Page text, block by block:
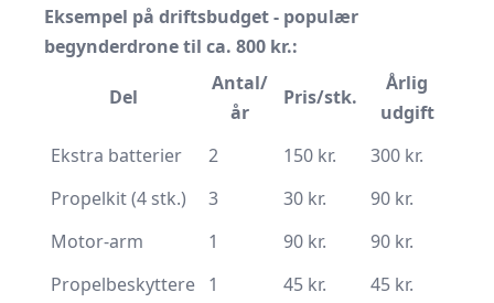
Eksempel på driftsbudget - populær
begynderdrone til ca. 800 kr.:
Del
Antal/
år
Pris/stk.
Årlig
udgift
Ekstra batterier
2 150 kr.
300 kr.
Propelkit (4 stk.)
3 30 kr.
90 kr.
Motor-arm
1 90 kr.
90 kr.
Propelbeskyttere 1 45 kr.
45 kr.